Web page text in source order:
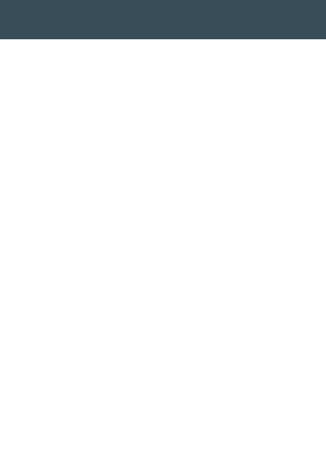
لكي يؤثر على المجتمع
تعرف على معجزة الشجرة التي استجابت للرسول